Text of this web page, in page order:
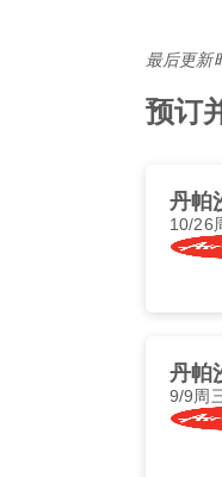
最后更新
预订
丹帕
10/26
丹帕
9/9周